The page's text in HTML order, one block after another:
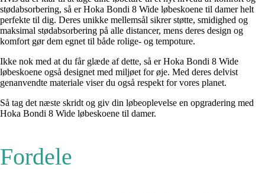
stødabsorbering, så er Hoka Bondi 8 Wide løbeskoene til damer helt
perfekte til dig. Deres unikke mellemsål sikrer støtte, smidighed og
maksimal stødabsorbering på alle distancer, mens deres design og
komfort gør dem egnet til både rolige- og tempoture.
Ikke nok med at du får glæde af dette, så er Hoka Bondi 8 Wide
løbeskoene også designet med miljøet for øje. Med deres delvist
genanvendte materiale viser du også respekt for vores planet.
Så tag det næste skridt og giv din løbeoplevelse en opgradering med
Hoka Bondi 8 Wide løbeskoene til damer.
Fordele